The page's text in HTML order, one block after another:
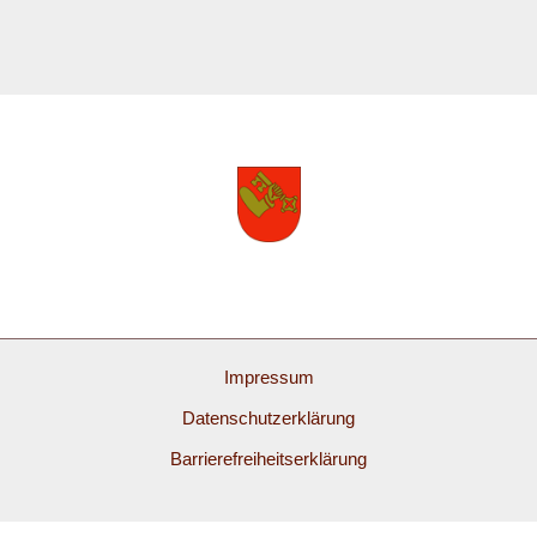
Impressum
Datenschutzerklärung
Barrierefreiheitserklärung